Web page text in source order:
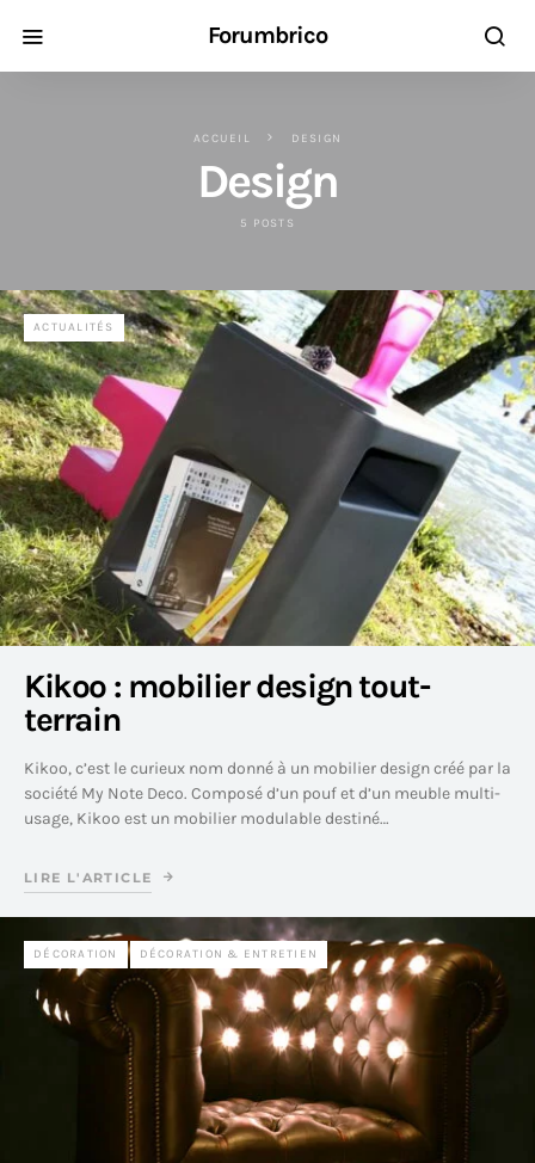
Forumbrico
ACCUEIL DESIGN
Design
5 POSTS
ACTUALITÉS
Kikoo : mobilier design tout-
terrain
Kikoo, c’est le curieux nom donné à un mobilier design créé par la
société My Note Deco. Composé d’un pouf et d’un meuble multi-
usage, Kikoo est un mobilier modulable destiné…
LIRE L'ARTICLE
DÉCORATION DÉCORATION & ENTRETIEN